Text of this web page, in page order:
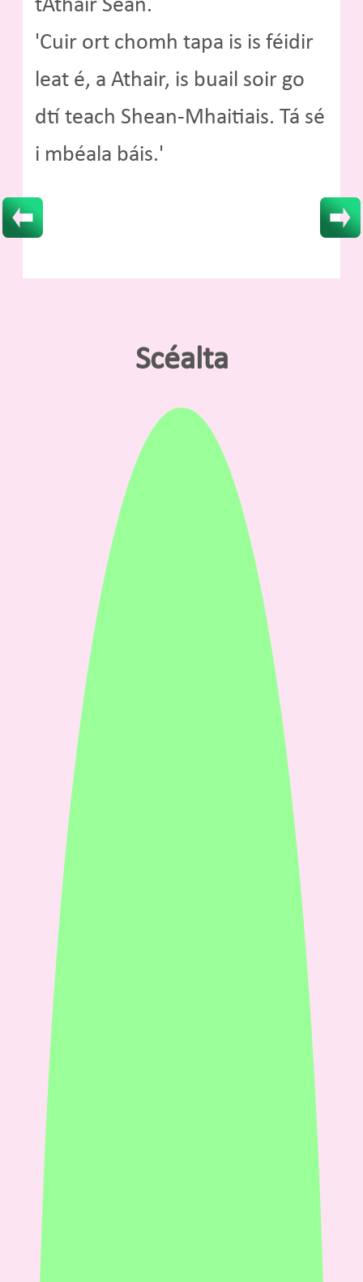
tAthair Seán.
'Cuir ort chomh tapa is is féidir
leat é, a Athair, is buail soir go
dtí teach Shean-Mhaitiais. Tá sé
i mbéala báis.'
Scéalta